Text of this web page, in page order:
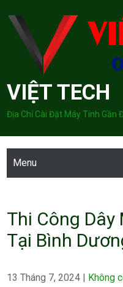
content
VIỆT TECH
Địa Chỉ Cài Đặt Máy Tính Gần
Menu
Thi Công Dây
Tại Bình
13 Tháng 7, 2024 | Không